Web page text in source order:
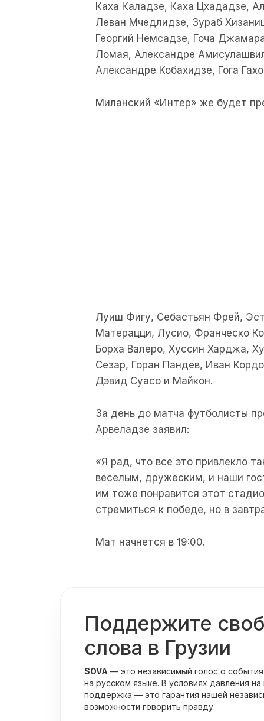
Каха Каладзе, Каха Цхададзе,
Леван Мчедлидзе, Зураб
Георгий Немсадзе, Гоча
Ломая, Александре
Александре Кобахидзе, Гога
Миланский «Интер» же будет
Луиш Фигу, Себастьян Фрей,
Матерацци, Лусио, Франческо
Борха Валеро, Хуссин Харджа,
Сезар, Горан Пандев, Иван
Дэвид Суасо и Майкон.
За день до матча футболисты
Арвеладзе заявил:
«Я рад, что все это привлекло
веселым, дружеским, и наши
им тоже понравится этот
стремиться к победе, но в
Мат начнется в 19:00.
Поддержите
слова в Грузии
SOVA — это независимый голос о
на русском языке. В условиях давления
поддержка — это гарантия нашей
возможности говорить правду.